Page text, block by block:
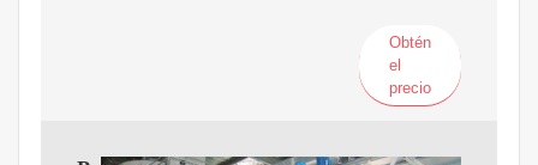
Obtén
el
precio